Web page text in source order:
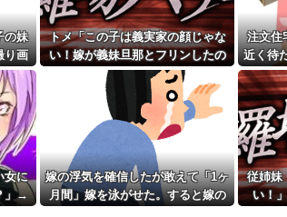
なんだよ！」ガチャ
ャンポケ斉藤「同意があったんです。本当です
主張が通らないの？
正月に夫の実家に長時間滞在しなきゃいけない
を早々に退散する。私もそうしていいはず」夫
女は許されない」
窓会で実験、「俺が青年実業家だったら女の子
切実】夫に無理と言われた私の7年の無視生活、
歳無職です。精神科に通院中で生活保護を受け
たので離婚されそうです。「働くから」「心を
じてもらえません。助けて
な税金の成り立ちを調べてみたよ
の妹
り画
ね？
て」
トメ「この子は義実家の顔じゃな
い！嫁が義妹旦那とフリンしたの
よ！」私「DNA鑑定します？」義
妹旦那「もちろんです」→結果…
注文住
近く待
400万
女に
」→
嫁の浮気を確信したが敢えて「1ヶ
月間」嫁を泳がせた。すると嫁の
従姉妹
い！